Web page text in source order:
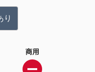
り
商用